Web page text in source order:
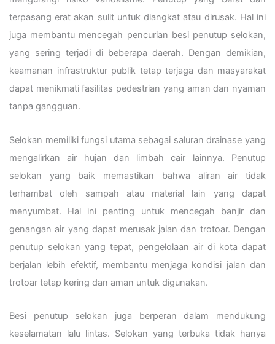
terpasang erat akan sulit untuk diangkat atau dirusak. Hal ini
juga membantu mencegah pencurian besi penutup selokan,
yang sering terjadi di beberapa daerah. Dengan demikian,
keamanan infrastruktur publik tetap terjaga dan masyarakat
dapat menikmati fasilitas pedestrian yang aman dan nyaman
tanpa gangguan.
Selokan memiliki fungsi utama sebagai saluran drainase yang
mengalirkan air hujan dan limbah cair lainnya. Penutup
selokan yang baik memastikan bahwa aliran air tidak
terhambat oleh sampah atau material lain yang dapat
menyumbat. Hal ini penting untuk mencegah banjir dan
genangan air yang dapat merusak jalan dan trotoar. Dengan
penutup selokan yang tepat, pengelolaan air di kota dapat
berjalan lebih efektif, membantu menjaga kondisi jalan dan
trotoar tetap kering dan aman untuk digunakan.
Besi penutup selokan juga berperan dalam mendukung
keselamatan lalu lintas. Selokan yang terbuka tidak hanya